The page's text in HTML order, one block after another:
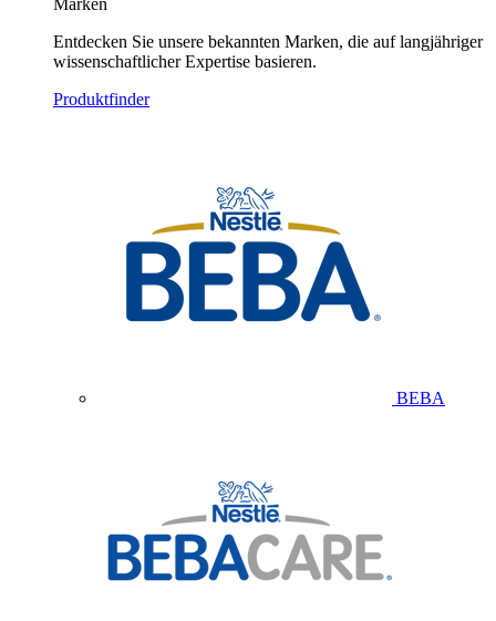
Marken
Entdecken Sie unsere bekannten Marken, die auf langjähriger
wissenschaftlicher Expertise basieren.
Produktfinder
BEBA